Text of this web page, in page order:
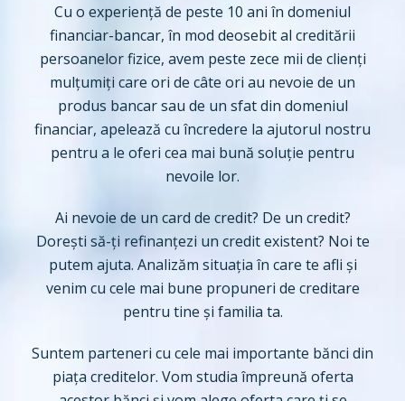
Cu o experiență de peste 10 ani în domeniul
financiar-bancar, în mod deosebit al creditării
persoanelor fizice, avem peste zece mii de clienți
mulțumiți care ori de câte ori au nevoie de un
produs bancar sau de un sfat din domeniul
financiar, apelează cu încredere la ajutorul nostru
pentru a le oferi cea mai bună soluție pentru
nevoile lor.
Ai nevoie de un card de credit? De un credit?
Dorești să-ți refinanțezi un credit existent? Noi te
putem ajuta. Analizăm situația în care te afli și
venim cu cele mai bune propuneri de creditare
pentru tine și familia ta.
Suntem parteneri cu cele mai importante bănci din
piața creditelor. Vom studia împreună oferta